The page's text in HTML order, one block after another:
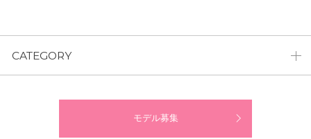
CATEGORY
モデル募集